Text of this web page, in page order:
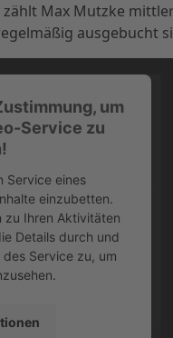
Max Mutzke
ausgebucht
um
Service zu
Service eines
einzubetten.
zu Ihren Aktivitäten
Details durch und
Service zu, um